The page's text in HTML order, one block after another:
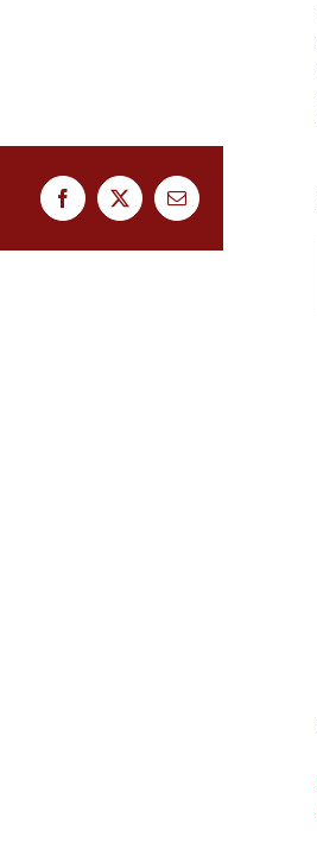
FacebookTwitterEmail